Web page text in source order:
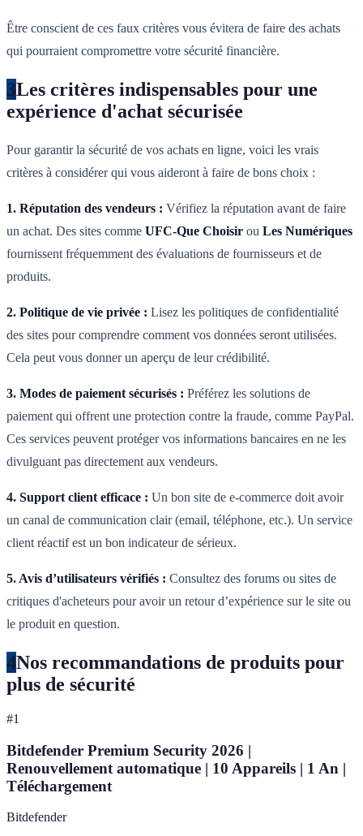
Être conscient de ces faux critères vous évitera de faire des achats
qui pourraient compromettre votre sécurité financière.
3Les critères indispensables pour une
expérience d'achat sécurisée
Pour garantir la sécurité de vos achats en ligne, voici les vrais
critères à considérer qui vous aideront à faire de bons choix :
1. Réputation des vendeurs : Vérifiez la réputation avant de faire
un achat. Des sites comme UFC-Que Choisir ou Les Numériques
fournissent fréquemment des évaluations de fournisseurs et de
produits.
2. Politique de vie privée : Lisez les politiques de confidentialité
des sites pour comprendre comment vos données seront utilisées.
Cela peut vous donner un aperçu de leur crédibilité.
3. Modes de paiement sécurisés : Préférez les solutions de
paiement qui offrent une protection contre la fraude, comme PayPal.
Ces services peuvent protéger vos informations bancaires en ne les
divulguant pas directement aux vendeurs.
4. Support client efficace : Un bon site de e-commerce doit avoir
un canal de communication clair (email, téléphone, etc.). Un service
client réactif est un bon indicateur de sérieux.
5. Avis d’utilisateurs vérifiés : Consultez des forums ou sites de
critiques d'acheteurs pour avoir un retour d’expérience sur le site ou
le produit en question.
4Nos recommandations de produits pour
plus de sécurité
#1
Bitdefender Premium Security 2026 |
Renouvellement automatique | 10 Appareils | 1 An |
Téléchargement
Bitdefender